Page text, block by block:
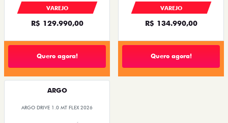
VAREJO
R$ 129.990,00
Quero agora!
VAREJO
R$ 134.990,00
Quero agora!
ARGO
ARGO DRIVE 1.0 MT FLEX 2026